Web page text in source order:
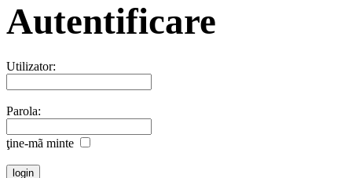
Autentificare
Utilizator:
Parola:
ţine-mã minte